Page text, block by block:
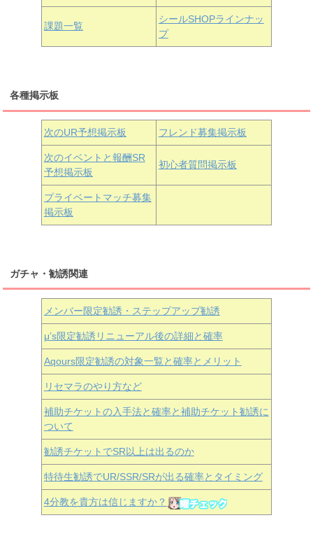
浦の星女学院3年生
黒澤ダイヤ
朝香果林 近江彼方 エマ・ヴェルデ
課題一覧
シールSHOPラインナッ
プ
各種掲示板
次のUR予想掲示板 フレンド募集掲示板
次のイベントと報酬SR
予想掲示板
初心者質問掲示板
プライベートマッチ募集
掲示板
ガチャ・勧誘関連
メンバー限定勧誘・ステップアップ勧誘
μ’s限定勧誘リニューアル後の詳細と確率
Aqours限定勧誘の対象一覧と確率とメリット
リセマラのやり方など
補助チケットの入手法と確率と補助チケット勧誘に
ついて
勧誘チケットでSR以上は出るのか
特待生勧誘でUR/SSR/SRが出る確率とタイミング
4分教を貴方は信じますか？